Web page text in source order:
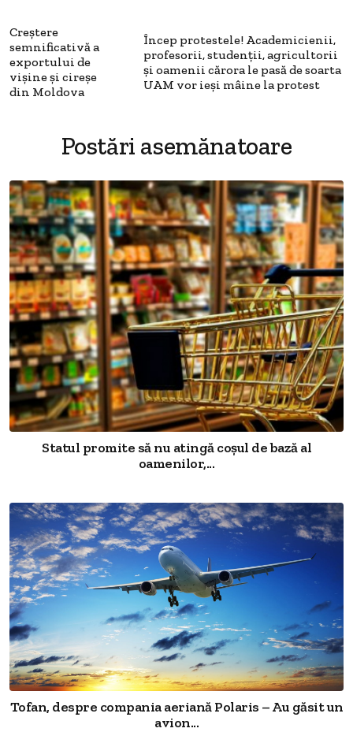
Creștere
semnificativă a
exportului de
vișine și cireșe
din Moldova
Încep protestele! Academicienii,
profesorii, studenții, agricultorii
și oamenii cărora le pasă de soarta
UAM vor ieși mâine la protest
Postări asemănatoare
Statul promite să nu atingă coșul de bază al
oamenilor,...
Tofan, despre compania aeriană Polaris – Au găsit un
avion...